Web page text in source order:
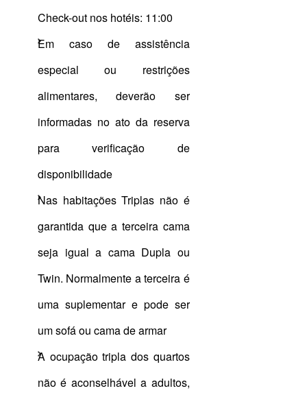
Check-out nos hotéis: 11:00
Em caso de assistência
especial ou restrições
alimentares, deverão ser
informadas no ato da reserva
para verificação de
disponibilidade
Nas habitações Triplas não é
garantida que a terceira cama
seja igual a cama Dupla ou
Twin. Normalmente a terceira é
uma suplementar e pode ser
um sofá ou cama de armar
A ocupação tripla dos quartos
não é aconselhável a adultos,